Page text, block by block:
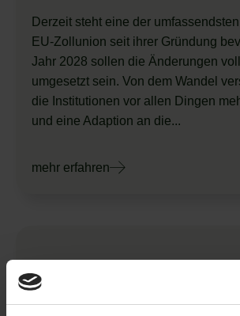
Derzeit steht eine der
EU-Zollunion seit ihrer Gründung
Jahr 2028 sollen die Änderungen
umgesetzt sein. Von dem Wandel
die Institutionen vor allen Dingen
und eine Adaption an die...
mehr erfahren